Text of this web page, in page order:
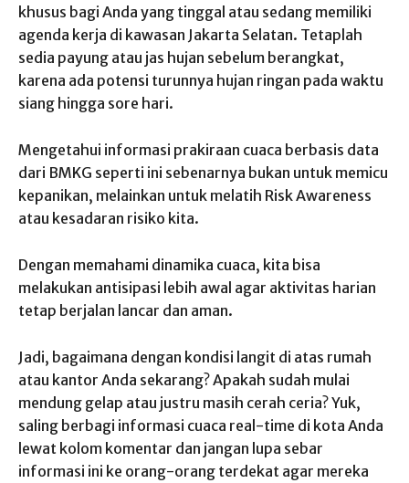
khusus bagi Anda yang tinggal atau sedang memiliki
agenda kerja di kawasan Jakarta Selatan. Tetaplah
sedia payung atau jas hujan sebelum berangkat,
karena ada potensi turunnya hujan ringan pada waktu
siang hingga sore hari.
Mengetahui informasi prakiraan cuaca berbasis data
dari BMKG seperti ini sebenarnya bukan untuk memicu
kepanikan, melainkan untuk melatih Risk Awareness
atau kesadaran risiko kita.
Dengan memahami dinamika cuaca, kita bisa
melakukan antisipasi lebih awal agar aktivitas harian
tetap berjalan lancar dan aman.
Jadi, bagaimana dengan kondisi langit di atas rumah
atau kantor Anda sekarang? Apakah sudah mulai
mendung gelap atau justru masih cerah ceria? Yuk,
saling berbagi informasi cuaca real-time di kota Anda
lewat kolom komentar dan jangan lupa sebar
informasi ini ke orang-orang terdekat agar mereka